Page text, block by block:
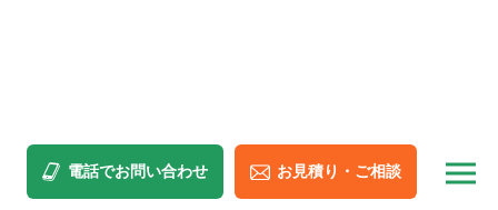
電話でお問い合わせ お見積り・ご相談